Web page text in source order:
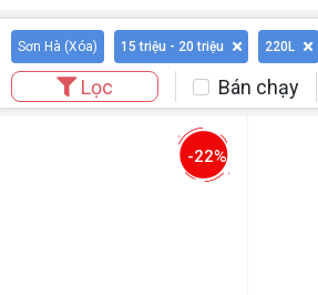
Sơn Hà (Xóa) 15 triệu - 20 triệu 220L
Lọc Bán chạy
-22%